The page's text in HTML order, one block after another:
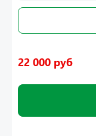
22 000 руб